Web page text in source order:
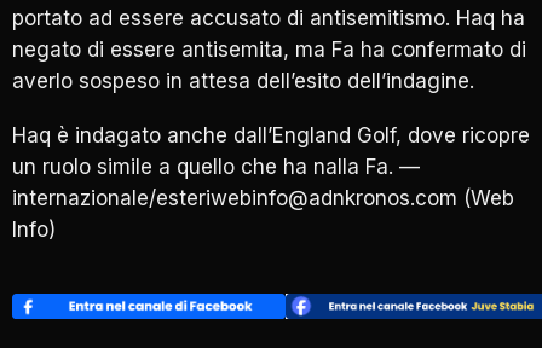
portato ad essere accusato di antisemitismo. Haq ha
negato di essere antisemita, ma Fa ha confermato di
averlo sospeso in attesa dell’esito dell’indagine.
Haq è indagato anche dall’England Golf, dove ricopre
un ruolo simile a quello che ha nalla Fa. —
internazionale/esteriwebinfo@adnkronos.com (Web
Info)